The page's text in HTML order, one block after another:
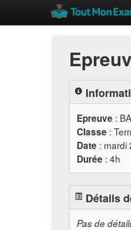
Epreuve :
Classe :
Date : mardi
Durée : 4h
Détails
Pas de